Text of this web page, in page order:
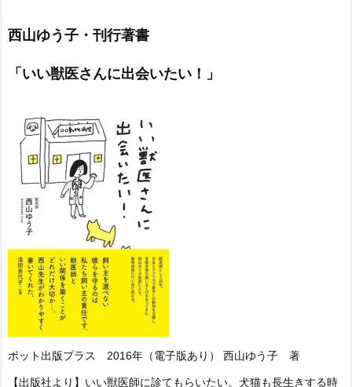
西山ゆう子・刊行著書
「いい獣医さんに出会いたい！」
ポット出版プラス 2016年（電子版あり） 西山ゆう子 著
【出版社より】いい獣医師に診てもらいたい。犬猫も長生きする時